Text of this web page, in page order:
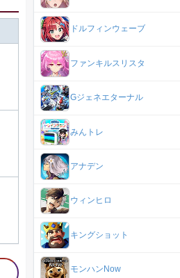
ドルフィンウェーブ
ファンキルスリスタ
Gジェネエターナル
みんトレ
アナデン
ウィンヒロ
キングショット
モンハンNow